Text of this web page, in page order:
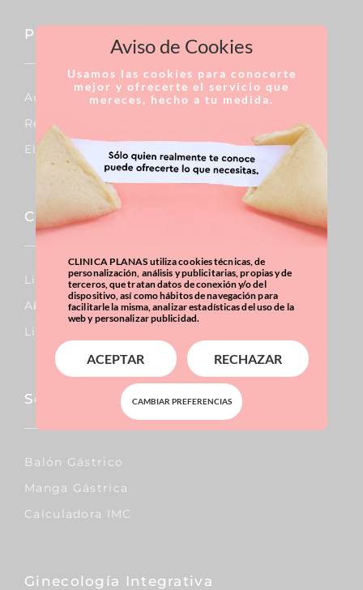
Pecho
Aumento De Pecho
Reducción De Pecho
Elevación De Pecho
Corporal
Lipo Vaser
Abdominoplastia
Liposucción
Sobrepeso & Obesidad
Balón Gástrico
Manga Gástrica
Calculadora IMC
Ginecología Integrativa
Aviso de Cookies
Usamos las cookies para conocerte
mejor y ofrecerte el servicio que
mereces, hecho a tu medida.
CLINICA PLANAS utiliza cookies técnicas, de
personalización, análisis y publicitarias, propias y de
terceros, que tratan datos de conexión y/o del
dispositivo, así como hábitos de navegación para
facilitarle la misma, analizar estadísticas del uso de la
web y personalizar publicidad.
ACEPTAR RECHAZAR
CAMBIAR PREFERENCIAS